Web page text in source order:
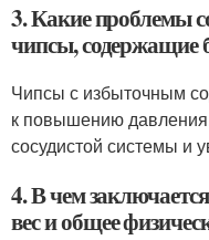
3. Какие проблемы
чипсы, содержащие
Чипсы с избыточным
к повышению
сосудистой системы и
4. В чем
вес и общее